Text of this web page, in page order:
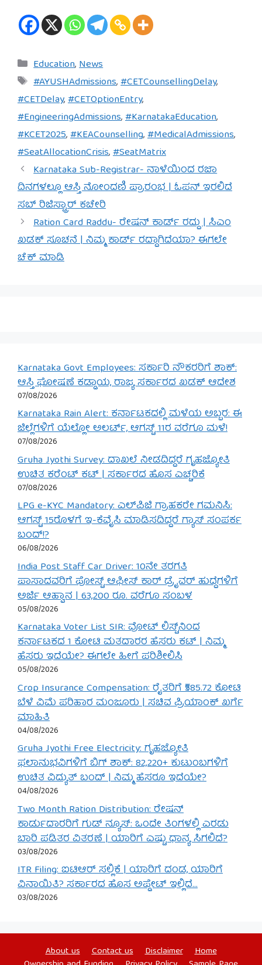
Categories
Education,News
Tags
#AYUSHAdmissions,#CETCounsellingDelay,
#CETDelay,#CETOptionEntry,
#EngineeringAdmissions,#KarnatakaEducation,
#KCET2025,#KEACounselling,#MedicalAdmissions,
#SeatAllocationCrisis,#SeatMatrix
Karnataka Sub-Registrar- ನಾಳೆಯಿಂದ ರಜಾ
ದಿನಗಳಲ್ಲೂ ಆಸ್ತಿ ನೋಂದಣಿ ಪ್ರಾರಂಭ | ಓಪನ್ ಇರಲಿದೆ
ಸಬ್ ರಿಜಿಸ್ಟ್ರಾರ್ ಕಚೇರಿ
Ration Card Raddu- ರೇಷನ್ ಕಾರ್ಡ್ ರದ್ದು | ಸಿಎಂ
ಖಡಕ್ ಸೂಚನೆ | ನಿಮ್ಮ ಕಾರ್ಡ್ ರದ್ದಾಗಿದೆಯಾ? ಈಗಲೇ
ಚೆಕ್ ಮಾಡಿ
Karnataka Govt Employees: ಸರ್ಕಾರಿ ನೌಕರರಿಗೆ ಶಾಕ್:
ಆಸ್ತಿ ಘೋಷಣೆ ಕಡ್ಡಾಯ, ರಾಜ್ಯ ಸರ್ಕಾರದ ಖಡಕ್ ಆದೇಶ
07/08/2026
Karnataka Rain Alert: ಕರ್ನಾಟಕದಲ್ಲಿ ಮಳೆಯ ಅಬ್ಬರ: ಈ
ಜಿಲ್ಲೆಗಳಿಗೆ ಯೆಲ್ಲೋ ಅಲರ್ಟ್, ಆಗಸ್ಟ್ 11ರ ವರೆಗೂ ಮಳೆ!
07/08/2026
Gruha Jyothi Survey: ದಾಖಲೆ ನೀಡದಿದ್ದರೆ ಗೃಹಜ್ಯೋತಿ
ಉಚಿತ ಕರೆಂಟ್ ಕಟ್ | ಸರ್ಕಾರದ ಹೊಸ ಎಚ್ಚರಿಕೆ
07/08/2026
LPG e-KYC Mandatory: ಎಲ್‌ಪಿಜಿ ಗ್ರಾಹಕರೇ ಗಮನಿಸಿ:
ಆಗಸ್ಟ್ 15ರೊಳಗೆ ಇ-ಕೆವೈಸಿ ಮಾಡಿಸದಿದ್ದರೆ ಗ್ಯಾಸ್ ಸಂಪರ್ಕ
ಬಂದ್!?
06/08/2026
India Post Staff Car Driver: 10ನೇ ತರಗತಿ
ಪಾಸಾದವರಿಗೆ ಪೋಸ್ಟ್ ಆಫೀಸ್ ಕಾರ್ ಡ್ರೈವರ್ ಹುದ್ದೆಗಳಿಗೆ
ಅರ್ಜಿ ಆಹ್ವಾನ | 63,200 ರೂ. ವರೆಗೂ ಸಂಬಳ
05/08/2026
Karnataka Voter List SIR: ವೋಟ್ ಲಿಸ್ಟ್‌ನಿಂದ
ಕರ್ನಾಟಕದ 1 ಕೋಟಿ ಮತದಾರರ ಹೆಸರು ಕಟ್ | ನಿಮ್ಮ
ಹೆಸರು ಇದೆಯೇ? ಈಗಲೇ ಹೀಗೆ ಪರಿಶೀಲಿಸಿ
05/08/2026
Crop Insurance Compensation: ರೈತರಿಗೆ ₹585.72 ಕೋಟಿ
ಬೆಳೆ ವಿಮೆ ಪರಿಹಾರ ಮಂಜೂರು | ಸಚಿವ ಪ್ರಿಯಾಂಕ್ ಖರ್ಗೆ
ಮಾಹಿತಿ
04/08/2026
Gruha Jyothi Free Electricity: ಗೃಹಜ್ಯೋತಿ
ಫಲಾನುಭವಿಗಳಿಗೆ ಬಿಗ್ ಶಾಕ್: 82,220+ ಕುಟುಂಬಗಳಿಗೆ
ಉಚಿತ ವಿದ್ಯುತ್ ಬಂದ್ | ನಿಮ್ಮ ಹೆಸರೂ ಇದೆಯೇ?
04/08/2026
Two Month Ration Distribution: ರೇಷನ್
ಕಾರ್ಡುದಾರರಿಗೆ ಗುಡ್ ನ್ಯೂಸ್: ಒಂದೇ ತಿಂಗಳಲ್ಲಿ ಎರಡು
ಬಾರಿ ಪಡಿತರ ವಿತರಣೆ | ಯಾರಿಗೆ ಎಷ್ಟು ಧಾನ್ಯ ಸಿಗಲಿದೆ?
03/08/2026
ITR Filing: ಐಟಿಆರ್ ಸಲ್ಲಿಕೆ | ಯಾರಿಗೆ ದಂಡ, ಯಾರಿಗೆ
ವಿನಾಯಿತಿ? ಸರ್ಕಾರದ ಹೊಸ ಅಪ್ಡೇಟ್ ಇಲ್ಲಿದೆ…
03/08/2026
About us Contact us Disclaimer
Home